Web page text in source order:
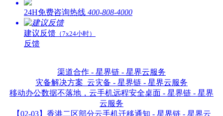
24H免费咨询热线 400-808-4000
建议反馈 （7x24小时）
反馈
渠道合作 - 星界链 - 星界云服务
灾备解决方案_云灾备 - 星界链 - 星界云服务
移动办公数据不落地，云手机远程安全桌面 - 星界链 - 星界
云服务
【02-03】香港二区部分云手机迁移通知 - 星界链 - 星界云